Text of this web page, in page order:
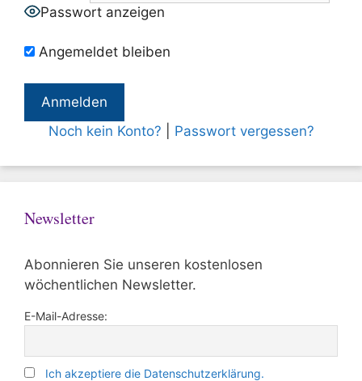
Passwort anzeigen
Angemeldet bleiben
Noch kein Konto? Passwort vergessen?
Newsletter
Abonnieren Sie unseren kostenlosen
wöchentlichen Newsletter.
E-Mail-Adresse:
Ich akzeptiere die Datenschutzerklärung.